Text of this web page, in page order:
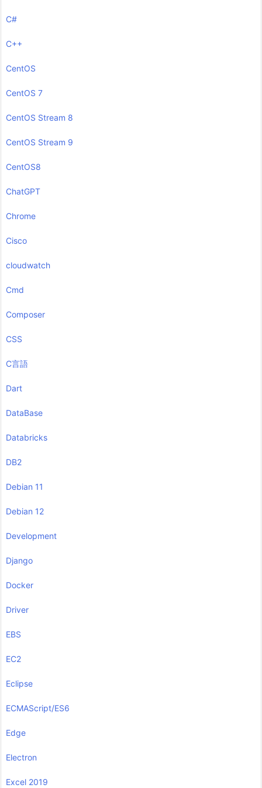
C#
C++
CentOS
CentOS 7
CentOS Stream 8
CentOS Stream 9
CentOS8
ChatGPT
Chrome
Cisco
cloudwatch
Cmd
Composer
CSS
C言語
Dart
DataBase
Databricks
DB2
Debian 11
Debian 12
Development
Django
Docker
Driver
EBS
EC2
Eclipse
ECMAScript/ES6
Edge
Electron
Excel 2019